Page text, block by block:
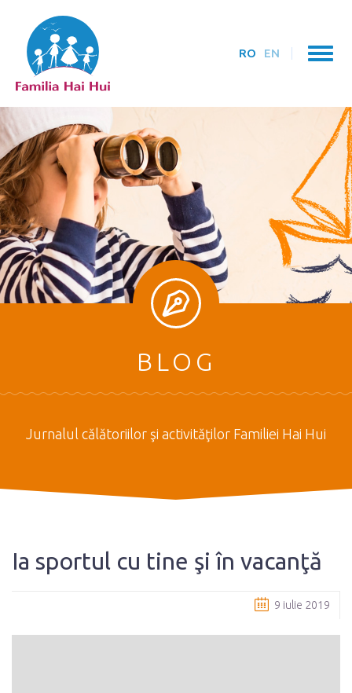
RO EN
BLOG
Jurnalul călătoriilor şi activităţilor Familiei Hai Hui
Ia sportul cu tine şi în vacanţă
9 iulie 2019